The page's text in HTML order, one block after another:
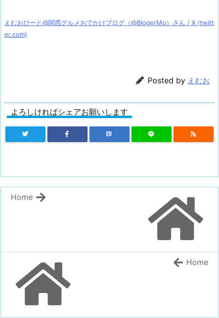
えむおひーと@関西グルメおでかけブログ（@BlogerMo）さん / X (twitt
er.com)
Posted by えむお
よろしければシェアお願いします
B!
Home
Home